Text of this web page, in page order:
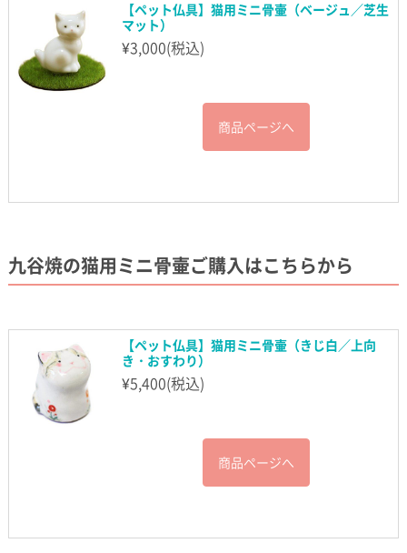
【ペット仏具】猫用ミニ骨壷（ベージュ／芝生
マット）
¥3,000(税込)
商品ページへ
九谷焼の猫用ミニ骨壷ご購入はこちらから
【ペット仏具】猫用ミニ骨壷（きじ白／上向
き・おすわり）
¥5,400(税込)
商品ページへ